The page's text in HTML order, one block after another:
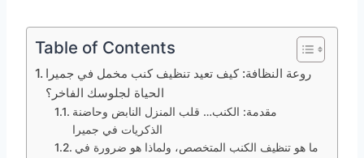
Table of Contents
روعة النظافة: كيف تعيد تنظيف كنب مخمل في جميرا
الحياة لجلوسك الفاخر؟
مقدمة: الكنب… قلب المنزل النابض وحاضنة
الذكريات في جميرا
ما هو تنظيف الكنب المتخصص، ولماذا هو ضرورة في